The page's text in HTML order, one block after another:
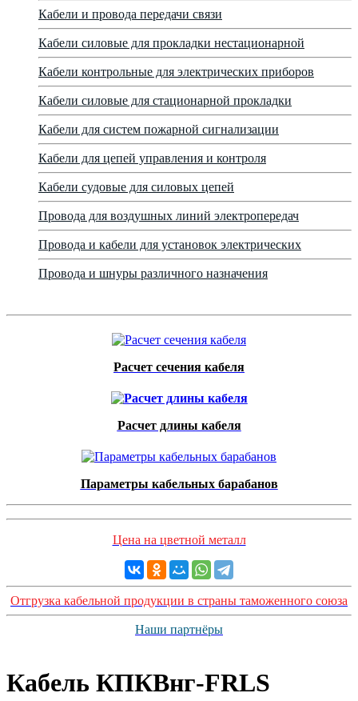
Кабели и провода передачи связи
Кабели силовые для прокладки нестационарной
Кабели контрольные для электрических приборов
Кабели силовые для стационарной прокладки
Кабели для систем пожарной сигнализации
Кабели для цепей управления и контроля
Кабели судовые для силовых цепей
Провода для воздушных линий электропередач
Провода и кабели для установок электрических
Провода и шнуры различного назначения
Расчет сечения кабеля
Расчет длины кабеля
Параметры кабельных барабанов
Цена на цветной металл
Отгрузка кабельной продукции в страны таможенного союза
Наши партнёры
Кабель КПКВнг-FRLS